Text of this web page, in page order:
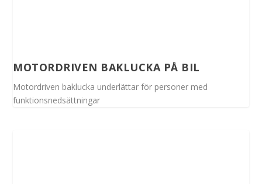
MOTORDRIVEN BAKLUCKA PÅ BIL
Motordriven baklucka underlättar för personer med
funktionsnedsättningar